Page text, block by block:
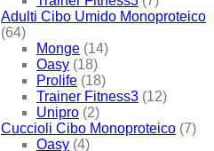
Adulti Cibo Umido Monoproteico
(64)
Monge (14)
Oasy (18)
Prolife (18)
Trainer Fitness3 (12)
Unipro (2)
Cuccioli Cibo Monoproteico (7)
Oasy (4)